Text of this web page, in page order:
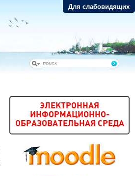
Для слабовидящих
ЭЛЕКТРОННАЯ
ИНФОРМАЦИОННО-
ОБРАЗОВАТЕЛЬНАЯ СРЕДА